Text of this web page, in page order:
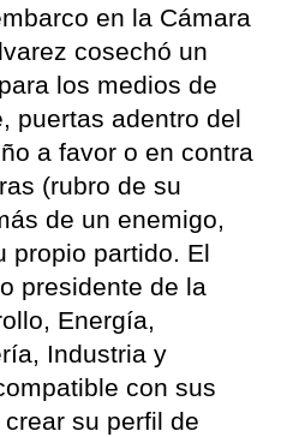
en la Cámara
cosechó un
los medios de
puertas adentro del
a favor o en contra
(rubro de su
de un enemigo,
propio partido. El
presidente de la
Energía,
Industria y
con sus
su perfil de